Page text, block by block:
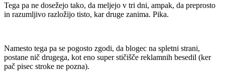
Tega pa ne dosežejo tako, da meljejo v tri dni, ampak, da preprosto
in razumljivo razložijo tisto, kar druge zanima. Pika.
Namesto tega pa se pogosto zgodi, da blogec na spletni strani,
postane nič drugega, kot eno super stičišče reklamnih besedil (ker
pač pisec stroke ne pozna).